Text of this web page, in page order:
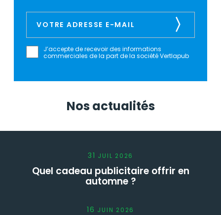
J’accepte de recevoir des informations
commerciales de la part de la société Vertlapub
Nos actualités
31 JUIL 2026
Quel cadeau publicitaire offrir en
automne ?
16 JUIN 2026